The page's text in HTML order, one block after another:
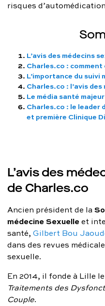
risques
L’avis des médecins
Charles.co : comment
L’importance du
Charles.co : l’avis des
Le média santé majeur
Charles.co : le leader
et première Clinique
L’avis des
de Charles.co
Ancien président de la
médecine Sexuelleet
santé, Gilbert Bou
dans des revues
sexuelle.
En 2014, il fonde à Lille le
Traitements des
Couple.